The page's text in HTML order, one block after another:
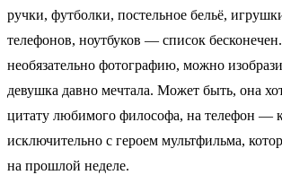
ручки, футболки, постельное бельё,
телефонов, ноутбуков — список
необязательно фотографию, можно
девушка давно мечтала. Может быть, она
цитату любимого философа, на телефон —
исключительно с героем мультфильма,
на прошлой неделе.